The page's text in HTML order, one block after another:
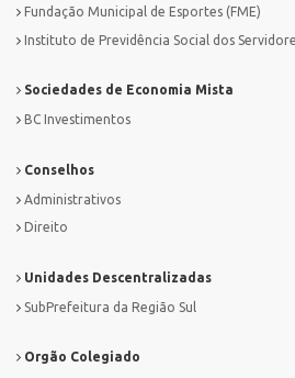
Fundação Municipal de Esportes (FME)
Instituto de Previdência Social dos
Sociedades de Economia Mista
BC Investimentos
Conselhos
Administrativos
Direito
Unidades Descentralizadas
SubPrefeitura da Região Sul
Orgão Colegiado